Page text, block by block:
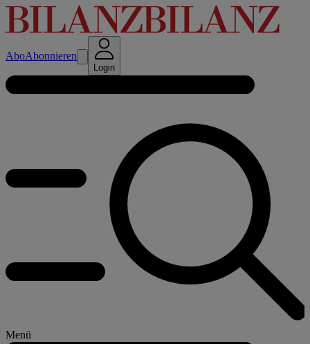
AboAbonnieren
Login
Menü